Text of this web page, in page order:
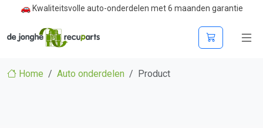
🚗 Kwaliteitsvolle auto-onderdelen met 6 maanden garantie
Home Auto onderdelen Product